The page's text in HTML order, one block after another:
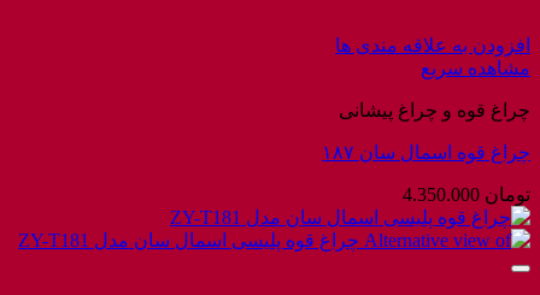
افزودن به علاقه مندی ها
مشاهده سریع
چراغ قوه و چراغ پیشانی
چراغ قوه اسمال سان ۱۸۷
تومان